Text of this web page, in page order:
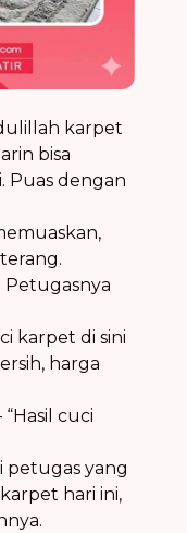
karpet
bisa
Puas dengan
Petugasnya
karpet di sini
harga
“Hasil cuci
petugas yang
hari ini,